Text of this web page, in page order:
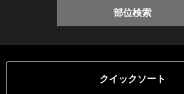
部位検索
クイックソート